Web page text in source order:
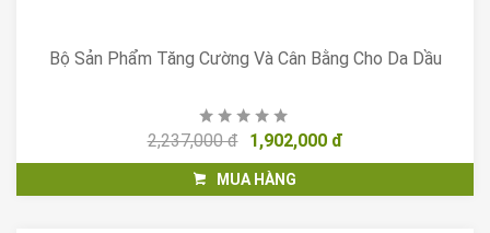
Bộ Sản Phẩm Tăng Cường Và Cân Bằng Cho Da Dầu
2,237,000 đ 1,902,000 đ
MUA HÀNG